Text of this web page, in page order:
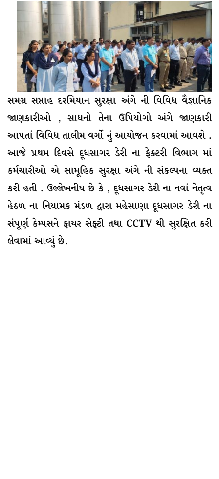
સમગ્ર સપ્તાહ દરમિયાન સુરક્ષા અંગે ની વિવિધ વૈજ્ઞાનિક
જાણકારીઓ , સાધનો તેના ઉપિયોગો અંગે જાણકારી
આપતાં વિવિધ તાલીમ વર્ગો નું આયોજન કરવામાં આવશે .
આજે પ્રથમ દિવસે દૂધસાગર ડેરી ના ફેક્ટરી વિભાગ માં
કર્મચારીઓ એ સામૂહિક સુરક્ષા અંગે ની સંકલ્પના વ્યક્ત
કરી હતી . ઉલ્લેખનીય છે કે , દૂધસાગર ડેરી ના નવાં નેતૃત્વ
હેઠળ ના નિયામક મંડળ દ્વારા મહેસાણા દૂધસાગર ડેરી ના
સંપૂર્ણ કેમ્પસને ફાયર સેફ્ટી તથા CCTV થી સુરક્ષિત કરી
લેવામાં આવ્યું છે.